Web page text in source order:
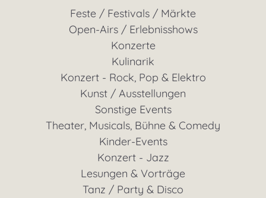
Feste / Festivals / Märkte
Open-Airs / Erlebnisshows
Konzerte
Kulinarik
Konzert - Rock, Pop & Elektro
Kunst / Ausstellungen
Sonstige Events
Theater, Musicals, Bühne & Comedy
Kinder-Events
Konzert - Jazz
Lesungen & Vorträge
Tanz / Party & Disco